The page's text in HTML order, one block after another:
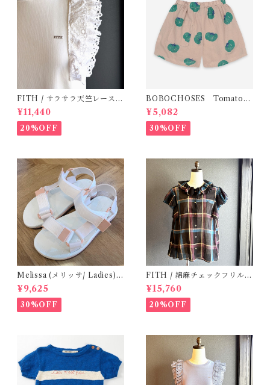
FITH / サラサラ天竺レースT
シャツ (White) / 145・155
¥11,440
20%OFF
BOBOCHOSES Tomatoes
All Over Woven Shorts
¥5,082
30%OFF
Melissa (メリッサ/ Ladies)
Papete +Rider / White
¥9,625
30%OFF
FITH / 綿麻チェックフリルブ
ラウス(Black) / Size 2
¥15,760
20%OFF